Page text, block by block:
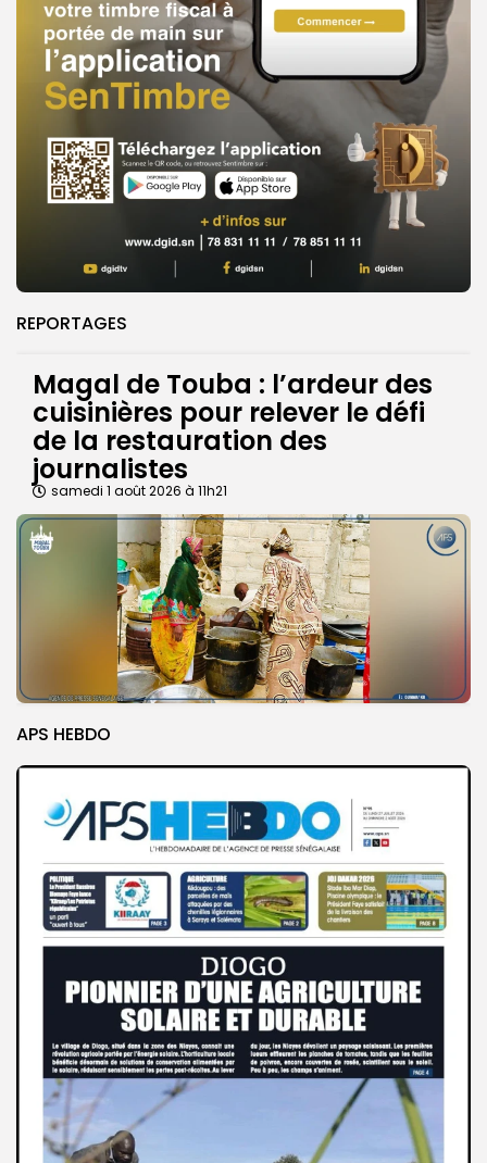
REPORTAGES
Magal de Touba : l’ardeur des
cuisinières pour relever le défi
de la restauration des
journalistes
samedi 1 août 2026 à 11h21
APS HEBDO